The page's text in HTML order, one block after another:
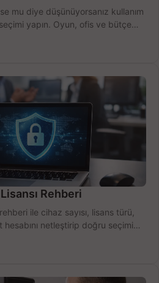
mu diye düşünüyorsanız kullanım
yapın. Oyun, ofis ve bütçe
Rehberi
ile cihaz sayısı, lisans türü,
netleştirip doğru seçimi